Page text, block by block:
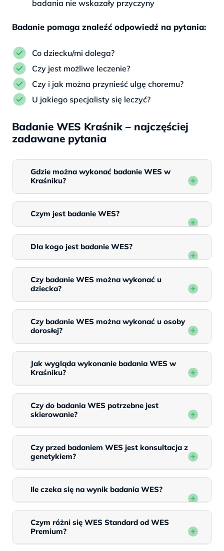
badania nie wskazały przyczyny
Badanie pomaga znaleźć odpowiedź na pytania:
Co dziecku/mi dolega?
Czy jest możliwe leczenie?
Czy i jak można przynieść ulgę choremu?
U jakiego specjalisty się leczyć?
Badanie WES Kraśnik – najczęściej
zadawane pytania
Gdzie można wykonać badanie WES w
Kraśniku?
Czym jest badanie WES?
Dla kogo jest badanie WES?
Czy badanie WES można wykonać u
dziecka?
Czy badanie WES można wykonać u osoby
dorosłej?
Jak wygląda wykonanie badania WES w
Kraśniku?
Czy do badania WES potrzebne jest
skierowanie?
Czy przed badaniem WES jest konsultacja z
genetykiem?
Ile czeka się na wynik badania WES?
Czym różni się WES Standard od WES
Premium?